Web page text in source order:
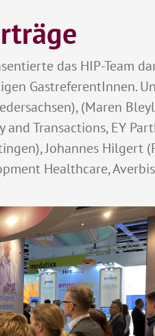
das HIP-Team
GastreferentInnen.
(Maren
Transactions, EY
Johannes Hilgert
Healthcare,